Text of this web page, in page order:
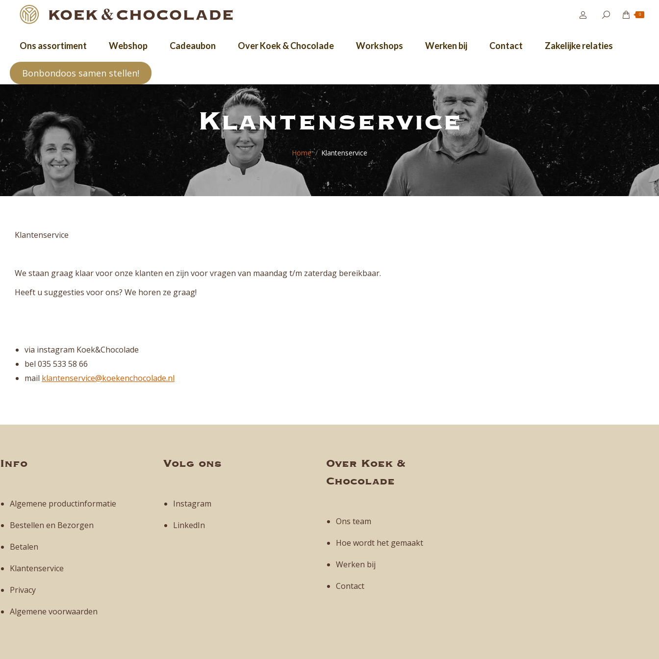
0
Ons assortiment Webshop Cadeaubon Over Koek & Chocolade Workshops Werken bij Contact Zakelijke relaties
Bonbondoos samen stellen!
Klantenservice
Je bent hier:
Home Klantenservice
Klantenservice
We staan graag klaar voor onze klanten en zijn voor vragen van maandag t/m zaterdag bereikbaar.
Heeft u suggesties voor ons? We horen ze graag!
via instagram Koek&Chocolade
bel 035 533 58 66
mail klantenservice@koekenchocolade.nl
Info
Algemene productinformatie
Bestellen en Bezorgen
Betalen
Klantenservice
Privacy
Algemene voorwaarden
Volg ons
Instagram
LinkedIn
Over Koek &
Chocolade
Ons team
Hoe wordt het gemaakt
Werken bij
Contact